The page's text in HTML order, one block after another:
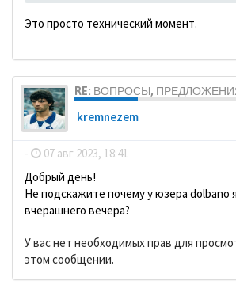
Это просто технический момент.
RE: ВОПРОСЫ,
kremnezem
- 07 авг 2023, 18:41
Добрый день!
Не подскажите почему у юзера dolbano
вчерашнего вечера?
У вас нет необходимых прав для
этом сообщении.